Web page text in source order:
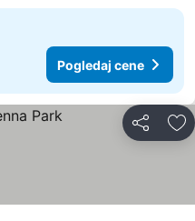
Pogledaj cene
Deli